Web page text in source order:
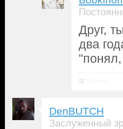
Друг,
два
DenBUTCH
Заслуженный